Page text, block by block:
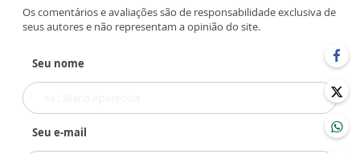
Os comentários e avaliações são de responsabilidade exclusiva de
seus autores e não representam a opinião do site.
Seu nome
Seu e-mail